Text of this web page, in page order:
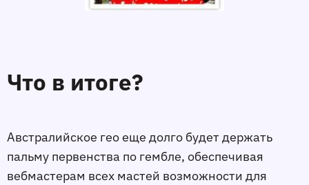
Что в итоге?
Австралийское гео еще долго будет держать
пальму первенства по гембле, обеспечивая
вебмастерам всех мастей возможности для